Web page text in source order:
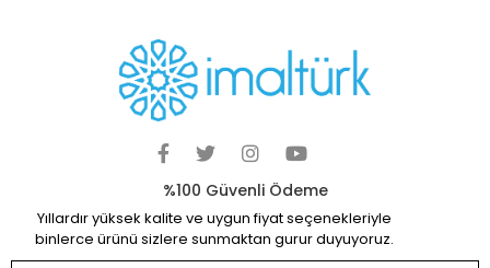
%100 Güvenli Ödeme
Yıllardır yüksek kalite ve uygun fiyat seçenekleriyle
binlerce ürünü sizlere sunmaktan gurur duyuyoruz.